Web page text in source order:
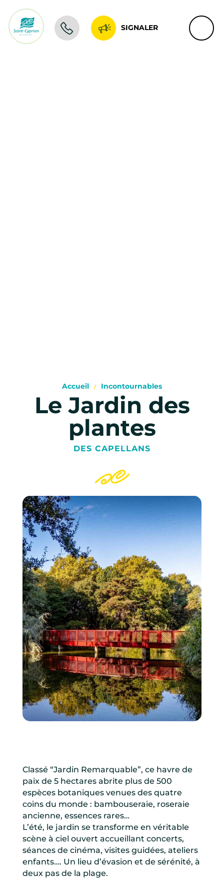
SIGNALER
Accueil Incontournables
Le Jardin des
plantes
DES CAPELLANS
Classé “Jardin Remarquable”, ce havre de
paix de 5 hectares abrite plus de 500
espèces botaniques venues des quatre
coins du monde : bambouseraie, roseraie
ancienne, essences rares…
L’été, le jardin se transforme en véritable
scène à ciel ouvert accueillant concerts,
séances de cinéma, visites guidées, ateliers
enfants…. Un lieu d’évasion et de sérénité, à
deux pas de la plage.